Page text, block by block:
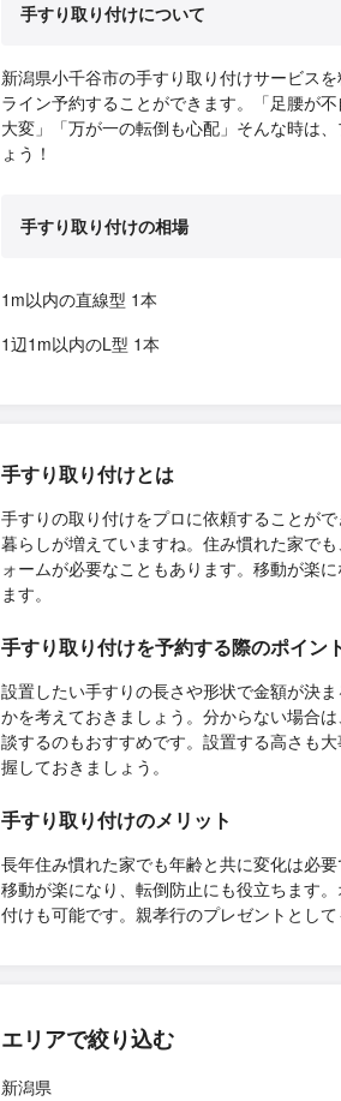
手すり取り付けについて
新潟県小千谷市の手すり取り付けサービス
ライン予約することができます。「足腰が
大変」「万が一の転倒も心配」そんな時は
ょう！
手すり取り付けの相場
1m以内の直線型 1本
1辺1m以内のL型 1本
手すり取り付けとは
手すりの取り付けをプロに依頼することが
暮らしが増えていますね。住み慣れた家で
ォームが必要なこともあります。移動が楽
ます。
手すり取り付けを予約する際のポイン
設置したい手すりの長さや形状で金額が決
かを考えておきましょう。分からない場合
談するのもおすすめです。設置する高さも
握しておきましょう。
手すり取り付けのメリット
長年住み慣れた家でも年齢と共に変化は必
移動が楽になり、転倒防止にも役立ちます
付けも可能です。親孝行のプレゼントとして
エリアで絞り込む
新潟県